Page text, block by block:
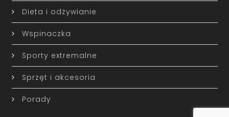
Dieta i odżywianie
Wspinaczka
Sporty extremalne
Sprzęt i akcesoria
Porady